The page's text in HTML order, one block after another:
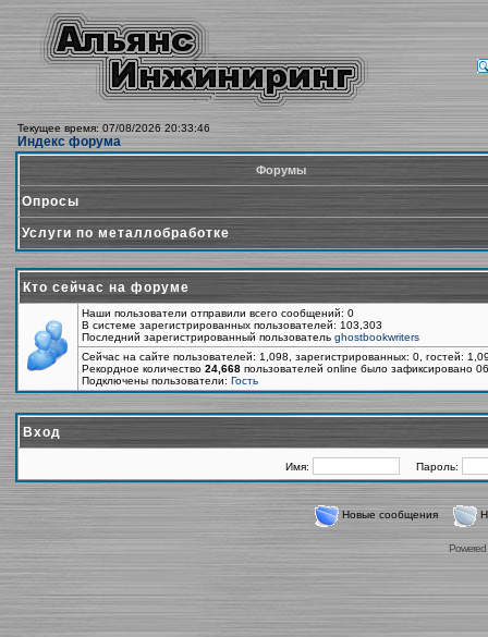
Текущее время: 07/08/2026 20:33:46
Индекс форума
Форумы
Опросы
Услуги по металлобработке
Кто сейчас на форуме
Наши пользователи отправили всего сообщений: 0
В системе зарегистрированных пользователей: 103,303
Последний зарегистрированный пользователь ghostbookwriters
Сейчас на сайте пользователей: 1,098, зарегистрированных: 0, гостей:
Рекордное количество 24,668 пользователей online было зафиксировано
Подключены пользователи: Гость
Вход
Имя: Пароль:
Новые сообщения